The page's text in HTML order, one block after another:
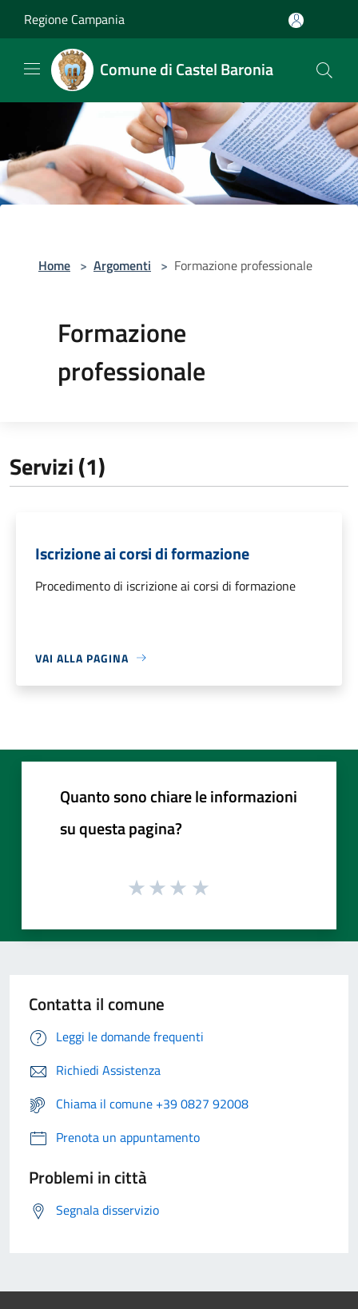
Regione Campania
Comune di Castel Baronia
Home > Argomenti > Formazione professionale
Formazione
professionale
Servizi (1)
Iscrizione ai corsi di formazione
Procedimento di iscrizione ai corsi di formazione
VAI ALLA PAGINA
Quanto sono chiare le informazioni
su questa pagina?
Contatta il comune
Leggi le domande frequenti
Richiedi Assistenza
Chiama il comune +39 0827 92008
Prenota un appuntamento
Problemi in città
Segnala disservizio